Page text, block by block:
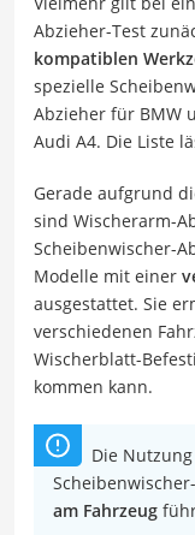
Abzieher-Test
kompatiblen
spezielle
Abzieher für BMW
Audi A4. Die Liste
Gerade aufgrund
sind Wischerarm-
Scheibenwischer-
Modelle mit einer
ausgestattet. Sie
verschiedenen
Wischerblatt-
kommen kann.
Die
am Fahrzeug